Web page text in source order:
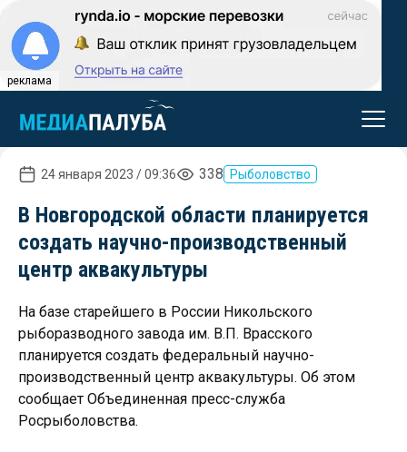
реклама
24 января 2023 / 09:36 338 Рыболовство
В Новгородской области планируется
создать научно-производственный
центр аквакультуры
На базе старейшего в России Никольского
рыборазводного завода им. В.П. Врасского
планируется создать федеральный научно-
производственный центр аквакультуры. Об этом
сообщает Объединенная пресс-служба
Росрыболовства.